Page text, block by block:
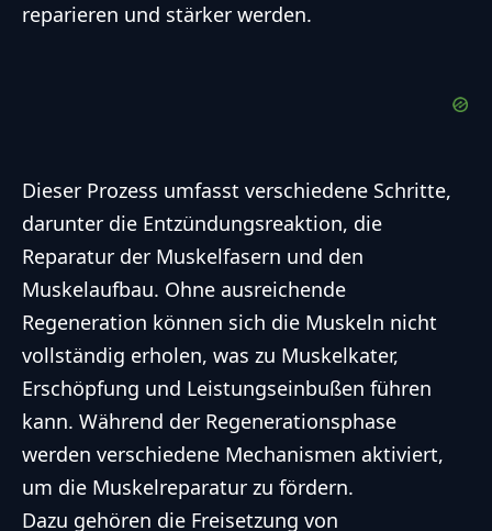
reparieren und stärker werden.
Dieser Prozess umfasst verschiedene Schritte,
darunter die Entzündungsreaktion, die
Reparatur der Muskelfasern und den
Muskelaufbau. Ohne ausreichende
Regeneration können sich die Muskeln nicht
vollständig erholen, was zu Muskelkater,
Erschöpfung und Leistungseinbußen führen
kann. Während der Regenerationsphase
werden verschiedene Mechanismen aktiviert,
um die Muskelreparatur zu fördern.
Dazu gehören die Freisetzung von